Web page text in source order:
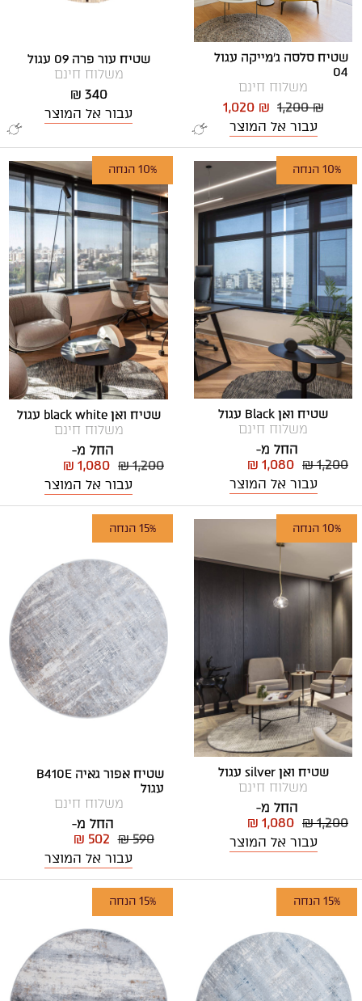
שטיח סלסה ג'מייקה עגול
04
משלוח חינם
1,200 ₪
1,020 ₪
עבור אל המוצר
שטיח עור פרה 09 עגול
משלוח חינם
340 ₪
עבור אל המוצר
10% הנחה
שטיח ואן Black עגול
משלוח חינם
החל מ-
₪ 1,200
₪ 1,080
עבור אל המוצר
10% הנחה
שטיח ואן black white עגול
משלוח חינם
החל מ-
₪ 1,200
₪ 1,080
עבור אל המוצר
10% הנחה
שטיח ואן silver עגול
משלוח חינם
החל מ-
₪ 1,200
₪ 1,080
עבור אל המוצר
15% הנחה
שטיח אפור גאיה B410E
עגול
משלוח חינם
החל מ-
₪ 590
₪ 502
עבור אל המוצר
15% הנחה 15% הנחה